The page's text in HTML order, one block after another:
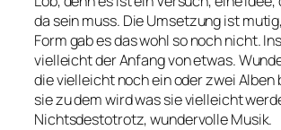
da sein muss. Die Umsetzung ist
Form gab es das wohl so noch nicht.
vielleicht der Anfang von etwas.
die vielleicht noch ein oder zwei Alben
sie zu dem wird was sie vielleicht
Nichtsdestotrotz, wundervolle Musik.